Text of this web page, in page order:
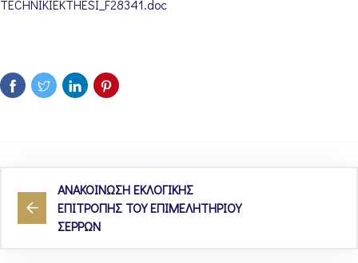
TECHNIKIEKTHESI_F28341.doc
ΑΝΑΚΟΙΝΩΣΗ ΕΚΛΟΓΙΚΗΣ
ΕΠΙΤΡΟΠΗΣ ΤΟΥ ΕΠΙΜΕΛΗΤΗΡΙΟΥ
ΣΕΡΡΩΝ